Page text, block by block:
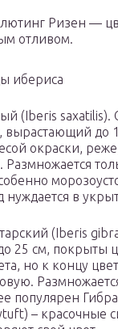
Ризен —
отливом.
ибериса
(Iberis saxatilis).
вырастающий до
окраски,
в
(Iberis
25 см, покрыты
но к концу
популярен
– красочные